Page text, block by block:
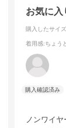
お気に入
購入したサイ
着用感:ちょう
ノンワイ